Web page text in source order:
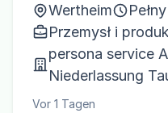
Wertheim
Przemysł i
persona service
Niederlassung
Vor 1 Tagen